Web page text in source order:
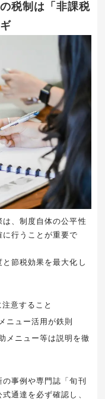
税制は「非課税
、制度自体の公平性
行うことが重要で
節税効果を最大化し
意すること
ニュー活用が鉄則
メニュー等は説明を徹
事例や専門誌「旬刊
通達を必ず確認し、